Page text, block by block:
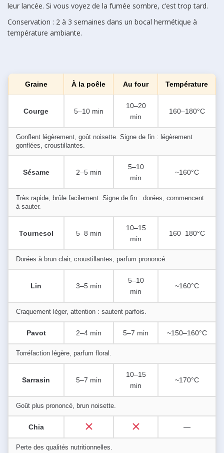
leur lancée. Si vous voyez de la fumée sombre, c’est trop tard.
Conservation : 2 à 3 semaines dans un bocal hermétique à
température ambiante.
Graine À la poêle Au four Température
Courge 5–10 min
10–20
min
160–180°C
Gonflent légèrement, goût noisette. Signe de fin : légèrement
gonflées, croustillantes.
Sésame 2–5 min
5–10
min
~160°C
Très rapide, brûle facilement. Signe de fin : dorées, commencent
à sauter.
Tournesol 5–8 min
10–15
min
160–180°C
Dorées à brun clair, croustillantes, parfum prononcé.
Lin 3–5 min
5–10
min
~160°C
Craquement léger, attention : sautent parfois.
Pavot 2–4 min 5–7 min ~150–160°C
Torréfaction légère, parfum floral.
Sarrasin 5–7 min
10–15
min
~170°C
Goût plus prononcé, brun noisette.
Chia —
Perte des qualités nutritionnelles.